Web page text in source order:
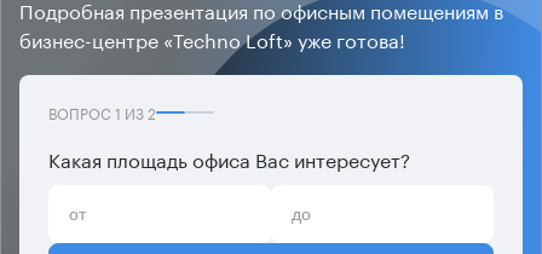
Подробная презентация по офисным помещениям в
бизнес-центре «Techno Loft» уже готова!
ВОПРОС 1 ИЗ2
Какая площадь офиса Вас интересует?